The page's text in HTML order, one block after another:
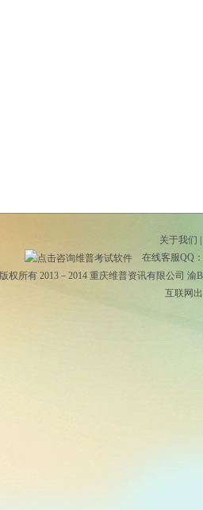
关于我们
在线客服QQ：
版权所有 2013－2014 重庆维普资讯有限公司 渝
互联网